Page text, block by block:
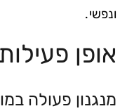
ונפשי.
אופן
מנגנון פעולה